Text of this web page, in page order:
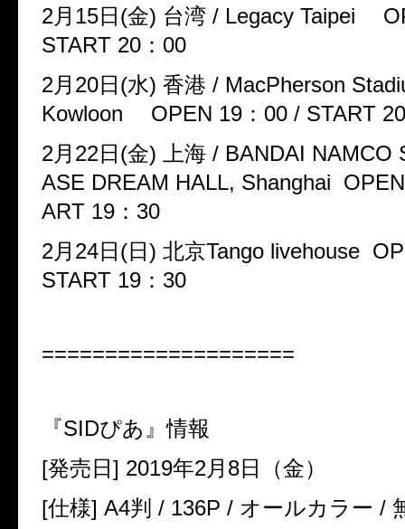
2月 15日(金) 台湾 / Legacy Taipei
START 20 ： 00
2月 20日(水) 香港 / MacPherson
Kowloon
OPEN 19 ： 00 / START 20
2月 22日(金) 上海 / BANDAI NAMCO
ASE DREAM HALL, Shanghai
ART 19 ： 30
2月 24日(日) 北京Tango livehouse
START 19 ： 30
====================
『SIDぴあ』情報
[発売日] 2019年2月 8日（金）
[仕様] A4判 / 136P / オールカラー /